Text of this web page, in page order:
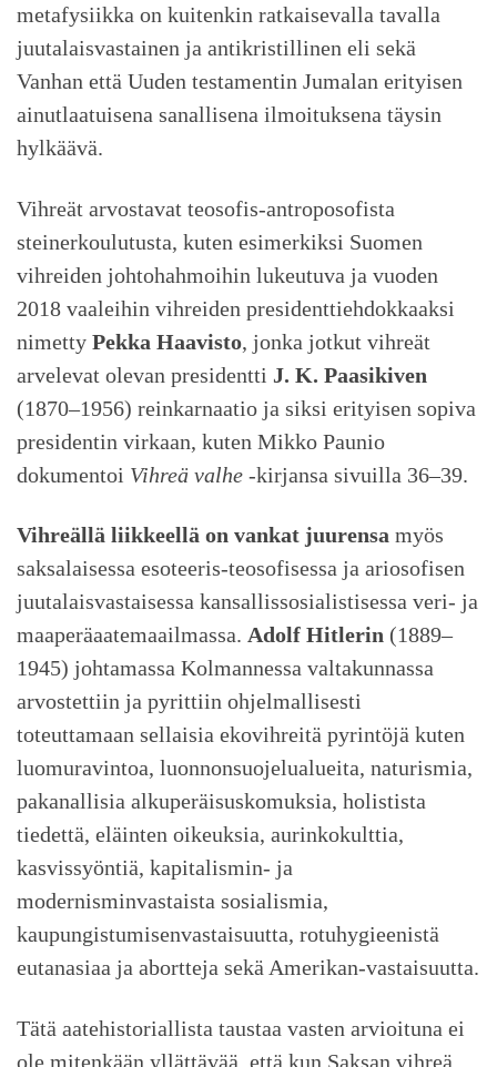
metafysiikka on kuitenkin ratkaisevalla tavalla
juutalaisvastainen ja antikristillinen eli sekä
Vanhan että Uuden testamentin Jumalan erityisen
ainutlaatuisena sanallisena ilmoituksena täysin
hylkäävä.
Vihreät arvostavat teosofis-antroposofista
steinerkoulutusta, kuten esimerkiksi Suomen
vihreiden johtohahmoihin lukeutuva ja vuoden
2018 vaaleihin vihreiden presidenttiehdokkaaksi
nimetty Pekka Haavisto, jonka jotkut vihreät
arvelevat olevan presidentti J. K. Paasikiven
(1870–1956) reinkarnaatio ja siksi erityisen sopiva
presidentin virkaan, kuten Mikko Paunio
dokumentoi Vihreä valhe -kirjansa sivuilla 36–39.
Vihreällä liikkeellä on vankat juurensa myös
saksalaisessa esoteeris-teosofisessa ja ariosofisen
juutalaisvastaisessa kansallissosialistisessa veri- ja
maaperäaatemaailmassa. Adolf Hitlerin (1889–
1945) johtamassa Kolmannessa valtakunnassa
arvostettiin ja pyrittiin ohjelmallisesti
toteuttamaan sellaisia ekovihreitä pyrintöjä kuten
luomuravintoa, luonnonsuojelualueita, naturismia,
pakanallisia alkuperäisuskomuksia, holistista
tiedettä, eläinten oikeuksia, aurinkokulttia,
kasvissyöntiä, kapitalismin- ja
modernisminvastaista sosialismia,
kaupungistumisenvastaisuutta, rotuhygieenistä
eutanasiaa ja abortteja sekä Amerikan-vastaisuutta.
Tätä aatehistoriallista taustaa vasten arvioituna ei
ole mitenkään yllättävää, että kun Saksan vihreä